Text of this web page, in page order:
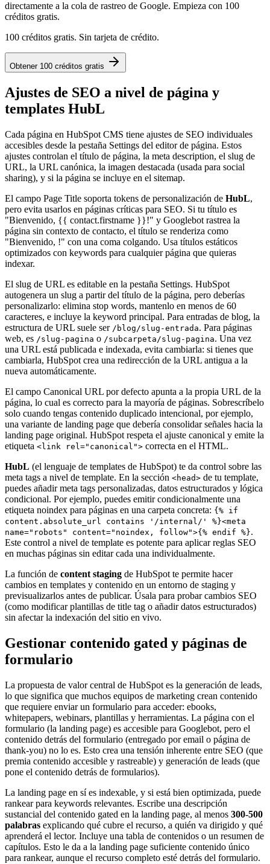
directamente a la cola de rastreo de Google. Empieza con 100
créditos gratis.
100 créditos gratis. Sin tarjeta de crédito.
Obtener 100 créditos gratis
Ajustes de SEO a nivel de página y
templates HubL
Cada página en HubSpot CMS tiene ajustes de SEO individuales
accesibles desde la pestaña Settings del editor de página. Estos
ajustes controlan el título de página, la meta description, el slug de
URL, la URL canónica, la imagen destacada (usada para social
sharing), y si la página se incluye en el sitemap.
El campo Page Title soporta tokens de personalización de HubL,
pero evita usarlos en páginas críticas para SEO. Si tu título es
"Bienvenido, {{ contact.firstname }}!" y Googlebot rastrea la
página sin contexto de contacto, el título se renderiza como
"Bienvenido, !" con una coma colgando. Usa títulos estáticos
optimizados con keywords para cualquier página que quieras
indexar.
El slug de URL es editable en la pestaña Settings. HubSpot
autogenera un slug a partir del título de la página, pero deberías
personalizarlo: elimina stop words, mantenlo en menos de 60
caracteres, e incluye la keyword principal. Para entradas de blog, la
estructura de URL suele ser /blog/slug-entrada. Para páginas
web, es /slug-pagina o /subcarpeta/slug-pagina. Una vez
una URL está publicada e indexada, evita cambiarla: si tienes que
cambiarla, HubSpot crea una redirección de la URL antigua a la
nueva automáticamente.
El campo Canonical URL por defecto apunta a la propia URL de la
página, lo cual es correcto para la mayoría de páginas. Sobrescríbelo
solo cuando tengas contenido duplicado intencional, por ejemplo,
una variante de landing page que debería consolidar señales hacia la
landing page original. HubSpot respeta el ajuste canonical y emite la
etiqueta <link rel="canonical"> correcta en el HTML.
HubL (el lenguaje de templates de HubSpot) te da control sobre las
meta tags a nivel de template. En la sección <head> de tu template,
puedes añadir meta tags personalizadas, datos estructurados y lógica
condicional. Por ejemplo, puedes emitir condicionalmente una
etiqueta noindex para páginas en una carpeta concreta: {% if
content.absolute_url contains '/internal/' %}<meta
name="robots" content="noindex, follow">{% endif %}.
Este control a nivel de template es potente para aplicar reglas SEO
en muchas páginas sin editar cada una individualmente.
La función de content staging de HubSpot te permite hacer
cambios en templates y contenido en un entorno de staging y
previsualizarlos antes de publicar. Úsala para probar cambios SEO
(como modificar plantillas de title tag o añadir datos estructurados)
sin afectar la indexación del sitio en vivo.
Gestionar contenido gated y páginas de
formulario
La propuesta de valor central de HubSpot es la generación de leads,
lo que significa que muchos equipos de marketing crean contenido
que requiere enviar un formulario para acceder: ebooks,
whitepapers, webinars, plantillas y herramientas. La página con el
formulario (la landing page) es accesible para Googlebot, pero el
contenido detrás del formulario (entregado por email o página de
thank-you) no lo es. Esto crea una tensión inherente entre SEO (que
premia contenido accesible y rastreable) y generación de leads (que
pone el contenido detrás de formularios).
La landing page en sí es indexable, y si está bien optimizada, puede
rankear para keywords relevantes. Escribe una descripción
sustancial del contenido gated en la landing page, al menos 300-500
palabras explicando qué cubre el recurso, a quién va dirigido y qué
aprenderá el lector. Incluye una tabla de contenidos o un resumen de
capítulos. Esto le da a la landing page suficiente contenido único
para rankear, aunque el recurso completo esté detrás del formulario.